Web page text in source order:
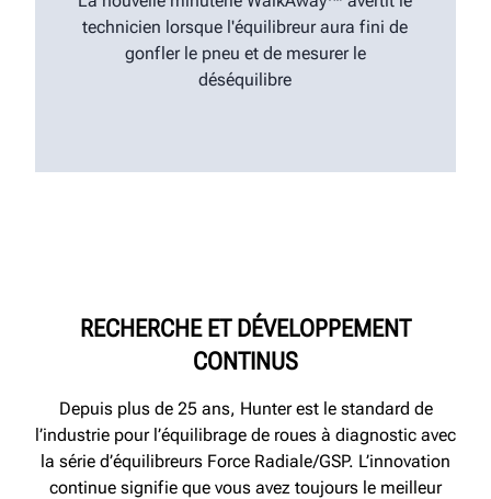
technicien lorsque l'équilibreur aura fini de
gonfler le pneu et de mesurer le
déséquilibre
RECHERCHE ET DÉVELOPPEMENT
CONTINUS
Depuis plus de 25 ans, Hunter est le standard de
l’industrie pour l’équilibrage de roues à diagnostic avec
la série d’équilibreurs Force Radiale/GSP. L’innovation
continue signifie que vous avez toujours le meilleur